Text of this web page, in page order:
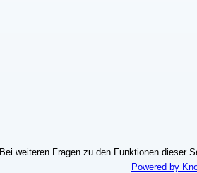
Bei weiteren Fragen zu den Funktionen dieser
Powered by